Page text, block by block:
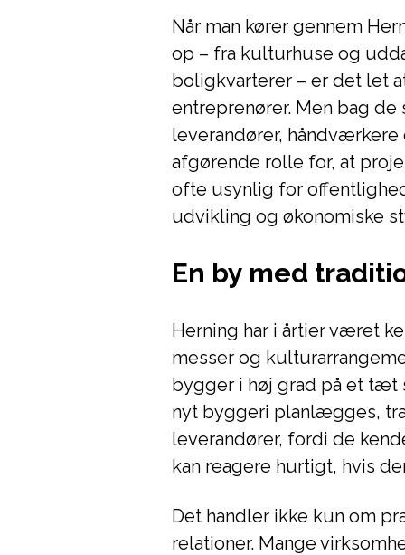
Når man kører gennem
op – fra kulturhuse og
boligkvarterer – er det let
entreprenører. Men bag
leverandører,
afgørende rolle for, at
ofte usynlig for
udvikling og økonomiske
En by med
Herning har i årtier været
messer og
bygger i høj grad på et tæt
nyt byggeri planlægges,
leverandører, fordi de
kan reagere hurtigt, hvis
Det handler ikke kun om
relationer. Mange